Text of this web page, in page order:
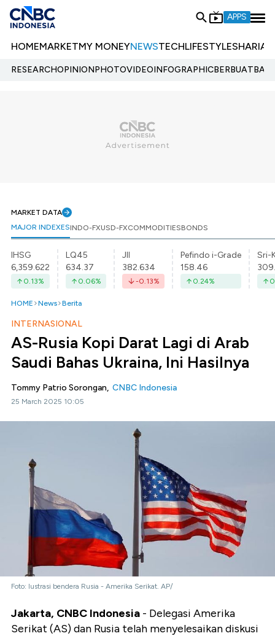
APPS
HOMEMARKETMY MONEYNEWSTECHLIFESTYLESHARIA
RESEARCHOPINIONPHOTOVIDEOINFOGRAPHIC
MARKET DATA
MAJOR INDEXESINDO-FXUSD-FXCOMMODITIESBONDS
IHSG
6,359.622
0.13%
LQ45
634.37
0.06%
JII
382.634
-0.13%
Pefindo i-Grade
158.46
0.24%
Sri-
HOME News Berita
INTERNASIONAL
AS-Rusia Kopi Darat Lagi di Arab
Saudi Bahas Ukraina, Ini Hasilnya
Tommy Patrio Sorongan, CNBC Indonesia
25 March 2025 10:05
Foto: lustrasi bendera Rusia - Amerika Serikat. AP/
Jakarta, CNBC Indonesia - Delegasi Amerika
Serikat (AS) dan Rusia telah menyelesaikan diskusi